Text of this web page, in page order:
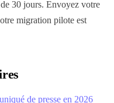
30 jours. Envoyez votre
migration pilote est
de presse en 2026